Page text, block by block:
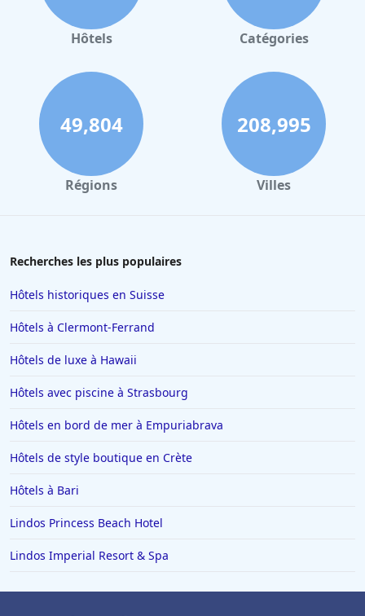
Hôtels Catégories
49,804
Régions
208,995
Villes
Recherches les plus populaires
Hôtels historiques en Suisse
Hôtels à Clermont-Ferrand
Hôtels de luxe à Hawaii
Hôtels avec piscine à Strasbourg
Hôtels en bord de mer à Empuriabrava
Hôtels de style boutique en Crète
Hôtels à Bari
Lindos Princess Beach Hotel
Lindos Imperial Resort & Spa